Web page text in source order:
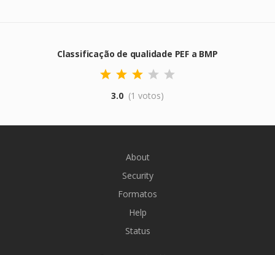
Classificação de qualidade PEF a BMP
3.0 (1 votos)
About
Security
Formatos
Help
Status